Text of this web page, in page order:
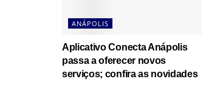
ANÁPOLIS
Aplicativo Conecta Anápolis
passa a oferecer novos
serviços; confira as novidades